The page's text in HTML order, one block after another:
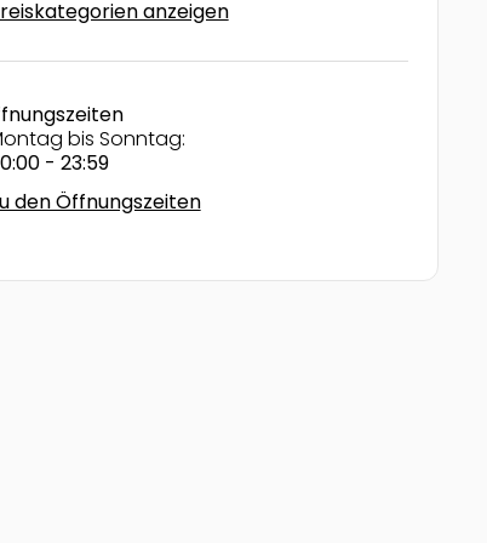
anzeigen
bis Sonntag:
- 23:59
den Öffnungszeiten